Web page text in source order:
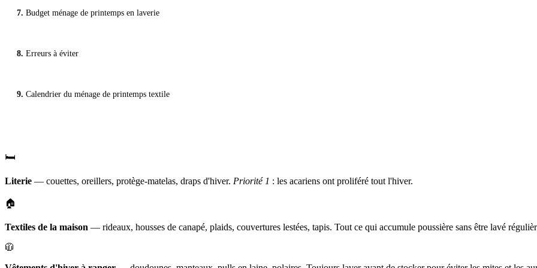
Budget ménage de printemps en laverie
Erreurs à éviter
Calendrier du ménage de printemps textile
🛏️
Literie — couettes, oreillers, protège-matelas, draps d'hiver. Priorité 1 : les acariens ont proliféré tout l'hiver.
🏠
Textiles de la maison — rideaux, housses de canapé, plaids, couvertures lestées, tapis. Tout ce qui accumule poussière sans être lavé
🧥